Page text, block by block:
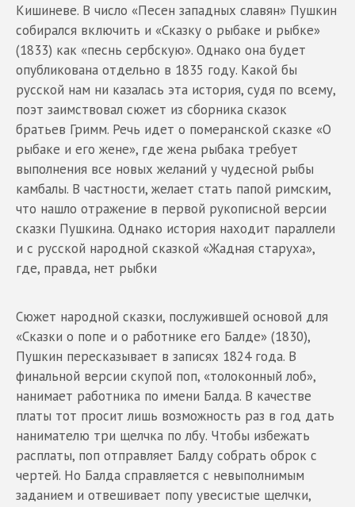
Кишиневе. В число «Песен западных славян» Пушкин
собирался включить и «Сказку о рыбаке и рыбке»
(1833) как «песнь сербскую». Однако она будет
опубликована отдельно в 1835 году. Какой бы
русской нам ни казалась эта история, судя по всему,
поэт заимствовал сюжет из сборника сказок
братьев Гримм. Речь идет о померанской сказке «О
рыбаке и его жене», где жена рыбака требует
выполнения все новых желаний у чудесной рыбы
камбалы. В частности, желает стать папой римским,
что нашло отражение в первой рукописной версии
сказки Пушкина. Однако история находит параллели
и с русской народной сказкой «Жадная старуха»,
где, правда, нет рыбки
Сюжет народной сказки, послужившей основой для
«Сказки о попе и о работнике его Балде» (1830),
Пушкин пересказывает в записях 1824 года. В
финальной версии скупой поп, «толоконный лоб»,
нанимает работника по имени Балда. В качестве
платы тот просит лишь возможность раз в год дать
нанимателю три щелчка по лбу. Чтобы избежать
расплаты, поп отправляет Балду собрать оброк с
чертей. Но Балда справляется с невыполнимым
заданием и отвешивает попу увесистые щелчки,